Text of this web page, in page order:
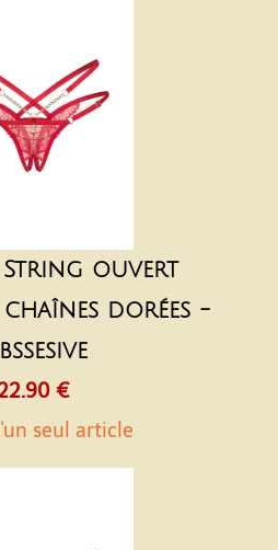
String ouvert
dorées -
€
seul article